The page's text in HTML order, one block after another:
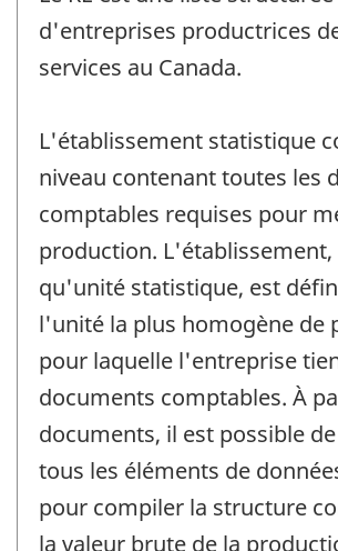
d'entreprises productrices
services au Canada.
L'établissement statistique
niveau contenant toutes les
comptables requises pour
production.
qu'unité statistique, est
l'unité la plus homogène de
pour laquelle l'entreprise
documents comptables. À
documents, il est possible
tous les éléments de
pour compiler la structure
la valeur brute de la